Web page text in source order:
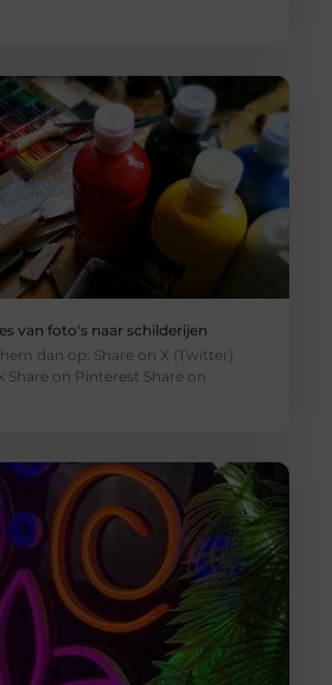
van foto's naar schilderijen
dan op: Share on X (Twitter)
Share on Pinterest Share on